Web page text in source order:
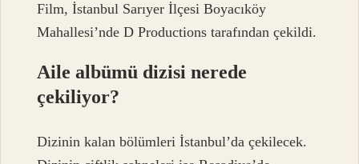
Film, İstanbul Sarıyer İlçesi Boyacıköy
Mahallesi’nde D Productions tarafından çekildi.
Aile albümü dizisi nerede
çekiliyor?
Dizinin kalan bölümleri İstanbul’da çekilecek.